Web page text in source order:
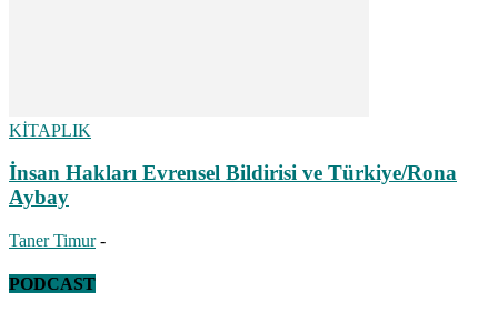
KİTAPLIK
İnsan Hakları Evrensel Bildirisi ve Türkiye/Rona
Aybay
Taner Timur -
PODCAST